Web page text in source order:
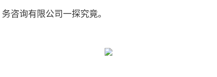
务咨询有限公司一探究竟。